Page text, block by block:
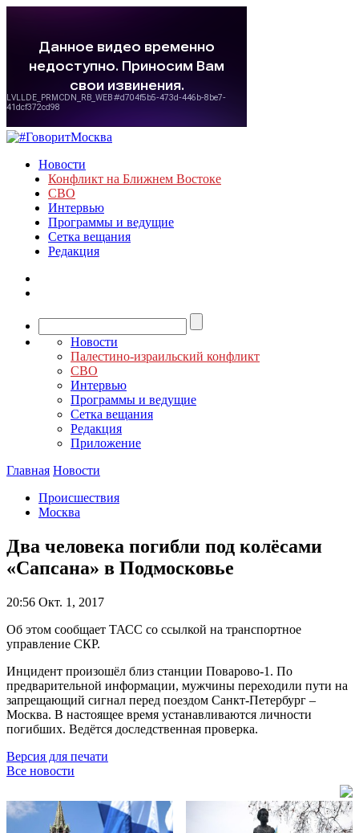
Новости
Конфликт на Ближнем Востоке
СВО
Интервью
Программы и ведущие
Сетка вещания
Редакция
Новости
Палестино-израильский конфликт
СВО
Интервью
Программы и ведущие
Сетка вещания
Редакция
Приложение
Главная Новости
Происшествия
Москва
Два человека погибли под колёсами
«Сапсана» в Подмосковье
20:56 Окт. 1, 2017
Об этом сообщает ТАСС со ссылкой на транспортное
управление СКР.
Инцидент произошёл близ станции Поварово-1. По
предварительной информации, мужчины переходили пути на
запрещающий сигнал перед поездом Санкт-Петербург –
Москва. В настоящее время устанавливаются личности
погибших. Ведётся доследственная проверка.
Версия для печати
Все новости